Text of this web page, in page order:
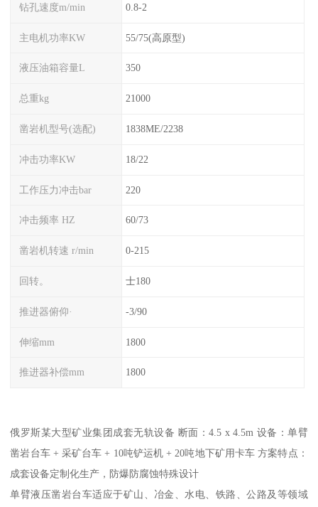
钻孔速度m/min 0.8-2
主电机功率KW 55/75(高原型)
液压油箱容量L 350
总重kg 21000
凿岩机型号(选配) 1838ME/2238
冲击功率KW 18/22
工作压力冲击bar 220
冲击频率 HZ 60/73
凿岩机转速 r/min 0-215
回转。 士180
推进器俯仰· -3/90
伸缩mm 1800
推进器补偿mm 1800
俄罗斯某大型矿业集团成套无轨设备 断面：4.5 x 4.5m 设备：单臂
凿岩台车 + 采矿台车 + 10吨铲运机 + 20吨地下矿用卡车 方案特点：
成套设备定制化生产，防爆防腐蚀特殊设计
单臂液压凿岩台车适应于矿山、冶金、水电、铁路、公路及等领域